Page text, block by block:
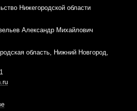
Нижегородской области
Александр Михайлович
область, Нижний Новгород,